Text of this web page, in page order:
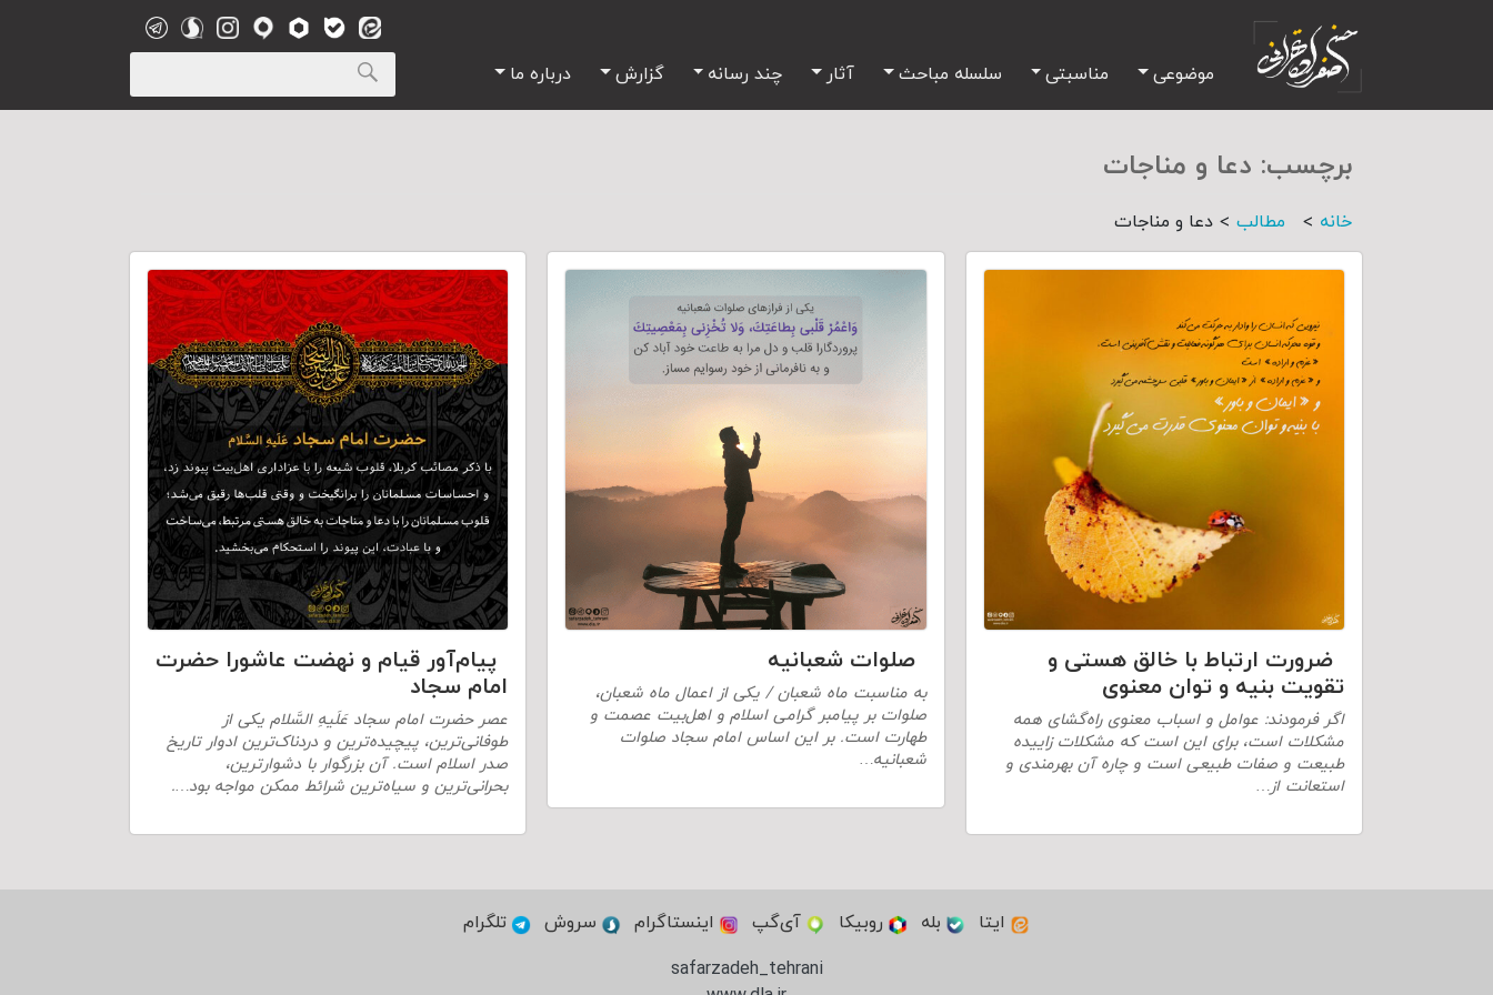
موضوعی مناسبتی سلسله مباحث آثار چند رسانه گزارش درباره ما
برچسب: دعا و مناجات
خانه > مطالب > دعا و مناجات
ضرورت ارتباط با خالق هستی و
تقویت بنیه و توان معنوی
اگر فرمودند: عوامل و اسباب معنوی راه‌گشای همه
مشکلات است، برای این است که مشکلات زاییده
طبیعت و صفات طبیعی است و چاره آن بهرمندی و
استعانت از…
صلوات شعبانیه
به مناسبت ماه شعبان / یکی از اعمال ماه شعبان،
صلوات بر پیامبر گرامی اسلام و اهل‌بیت عصمت و
طهارت است. بر این اساس امام سجاد صلوات
شعبانیه…
پیام‌آور قیام و نهضت عاشورا حضرت
امام سجاد
عصر حضرت امام سجاد عَلَیهِ السَّلام یکى‌ از
طوفانى‌ترین، پیچیده‌ترین و دردناک‌ترین ادوار تاریخ‌
صدر اسلام است. آن بزرگوار با دشوارترین،
بحرانی‌ترین و سیاه‌ترین شرائط ممکن مواجه بود….
ایتا بله روبیکا آی‌گپ اینستاگرام سروش
تلگرام
safarzadeh_tehrani